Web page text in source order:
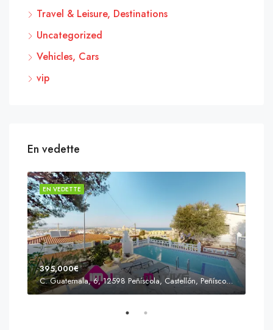
Travel & Leisure, Destinations
Uncategorized
Vehicles, Cars
vip
En vedette
EN VEDETTE
395,000€
C. Guatemala, 6, 12598 Peñíscola, Castellón, Peñíscola, Communauté valencienne